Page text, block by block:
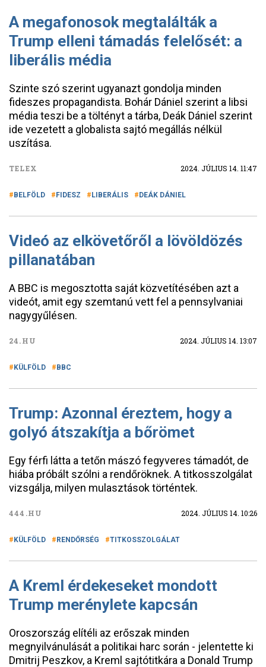
A megafonosok megtalálták a
Trump elleni támadás felelősét: a
liberális média
Szinte szó szerint ugyanazt gondolja minden
fideszes propagandista. Bohár Dániel szerint a libsi
média teszi be a töltényt a tárba, Deák Dániel szerint
ide vezetett a globalista sajtó megállás nélkül
uszítása.
TELEX 2024. JÚLIUS 14. 11:47
BELFÖLD FIDESZ LIBERÁLIS DEÁK DÁNIEL
Videó az elkövetőről a lövöldözés
pillanatában
A BBC is megosztotta saját közvetítésében azt a
videót, amit egy szemtanú vett fel a pennsylvaniai
nagygyűlésen.
24.HU 2024. JÚLIUS 14. 13:07
KÜLFÖLD BBC
Trump: Azonnal éreztem, hogy a
golyó átszakítja a bőrömet
Egy férfi látta a tetőn mászó fegyveres támadót, de
hiába próbált szólni a rendőröknek. A titkosszolgálat
vizsgálja, milyen mulasztások történtek.
444.HU 2024. JÚLIUS 14. 10:26
KÜLFÖLD RENDŐRSÉG TITKOSSZOLGÁLAT
A Kreml érdekeseket mondott
Trump merénylete kapcsán
Oroszország elítéli az erőszak minden
megnyilvánulását a politikai harc során - jelentette ki
Dmitrij Peszkov, a Kreml sajtótitkára a Donald Trump